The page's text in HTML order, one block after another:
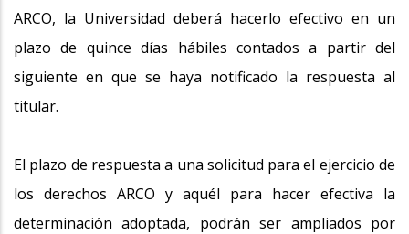
ARCO, la Universidad deberá hacerlo efectivo en un
plazo de quince días hábiles contados a partir del
siguiente en que se haya notificado la respuesta al
titular.
El plazo de respuesta a una solicitud para el ejercicio de
los derechos ARCO y aquél para hacer efectiva la
determinación adoptada, podrán ser ampliados por